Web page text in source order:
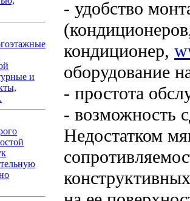
и
- удобство
кондиционер,
оборудование
- простота
- возможность
Недостатком